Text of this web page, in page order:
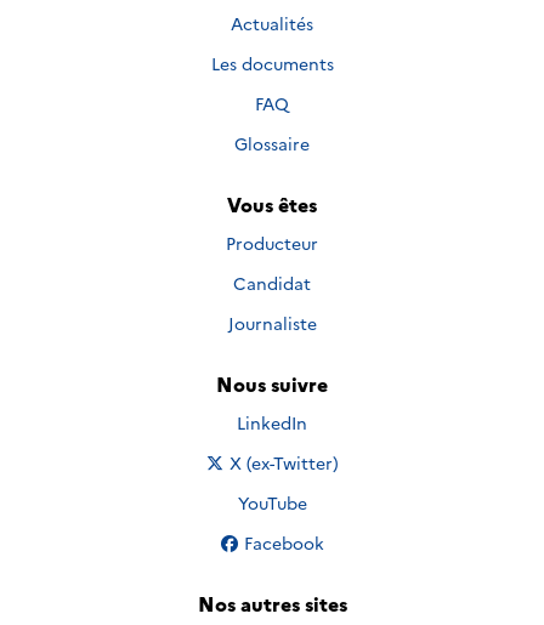
Actualités
Les documents
FAQ
Glossaire
Vous êtes
Producteur
Candidat
Journaliste
Nous suivre
Nous suivre sur
LinkedIn
Nous suivre sur
X (ex-Twitter)
Nous suivre sur
YouTube
Nous suivre sur
Facebook
Nos autres sites